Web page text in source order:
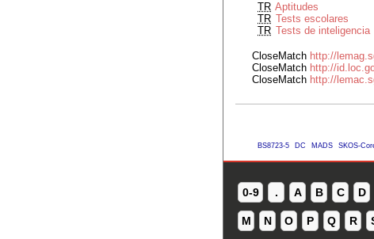
TR Aptitudes
TR Tests escolares
TR Tests de inteligencia
CloseMatch http://
CloseMatch http://
CloseMatch http://
BS8723-5 DC MADS SKOS-
0-9 . A B C D
M N O P Q R